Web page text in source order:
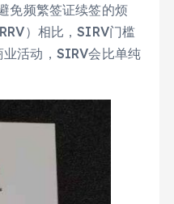
免频繁签证续签的烦
）相比，SIRV门槛
活动，SIRV会比单纯